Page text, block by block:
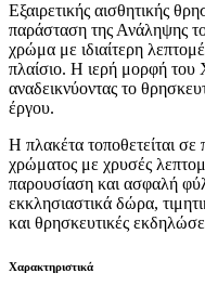
Εξαιρετικής αισθητικής
παράσταση της Ανάληψης
χρώμα με ιδιαίτερη
πλαίσιο. Η ιερή μορφή του
αναδεικνύοντας το
έργου.
Η πλακέτα τοποθετείται
χρώματος με χρυσές
παρουσίαση και ασφαλή
εκκλησιαστικά δώρα,
και θρησκευτικές
Χαρακτηριστικά